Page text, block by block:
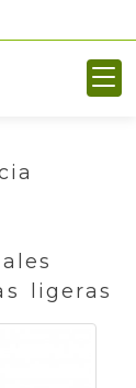
ligeras